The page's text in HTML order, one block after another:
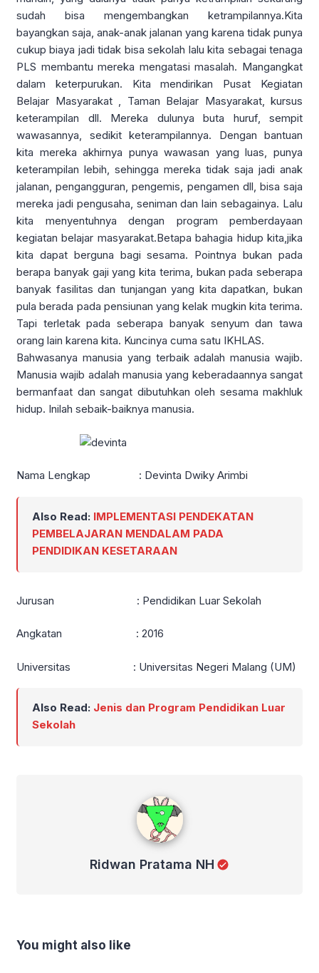
sudah bisa mengembangkan ketrampilannya.Kita
bayangkan saja, anak-anak jalanan yang karena tidak punya
cukup biaya jadi tidak bisa sekolah lalu kita sebagai tenaga
PLS membantu mereka mengatasi masalah. Mangangkat
dalam keterpurukan. Kita mendirikan Pusat Kegiatan
Belajar Masyarakat , Taman Belajar Masyarakat, kursus
keterampilan dll. Mereka dulunya buta huruf, sempit
wawasannya, sedikit keterampilannya. Dengan bantuan
kita mereka akhirnya punya wawasan yang luas, punya
keterampilan lebih, sehingga mereka tidak saja jadi anak
jalanan, pengangguran, pengemis, pengamen dll, bisa saja
mereka jadi pengusaha, seniman dan lain sebagainya. Lalu
kita menyentuhnya dengan program pemberdayaan
kegiatan belajar masyarakat.Betapa bahagia hidup kita,jika
kita dapat berguna bagi sesama. Pointnya bukan pada
berapa banyak gaji yang kita terima, bukan pada seberapa
banyak fasilitas dan tunjangan yang kita dapatkan, bukan
pula berada pada pensiunan yang kelak mugkin kita terima.
Tapi terletak pada seberapa banyak senyum dan tawa
orang lain karena kita. Kuncinya cuma satu IKHLAS.
Bahwasanya manusia yang terbaik adalah manusia wajib.
Manusia wajib adalah manusia yang keberadaannya sangat
bermanfaat dan sangat dibutuhkan oleh sesama makhluk
hidup. Inilah sebaik-baiknya manusia.
Nama Lengkap : Devinta Dwiky Arimbi
Also Read: IMPLEMENTASI PENDEKATAN
PEMBELAJARAN MENDALAM PADA
PENDIDIKAN KESETARAAN
Jurusan : Pendidikan Luar Sekolah
Angkatan : 2016
Universitas : Universitas Negeri Malang (UM)
Also Read: Jenis dan Program Pendidikan Luar
Sekolah
Ridwan Pratama NH
You might also like